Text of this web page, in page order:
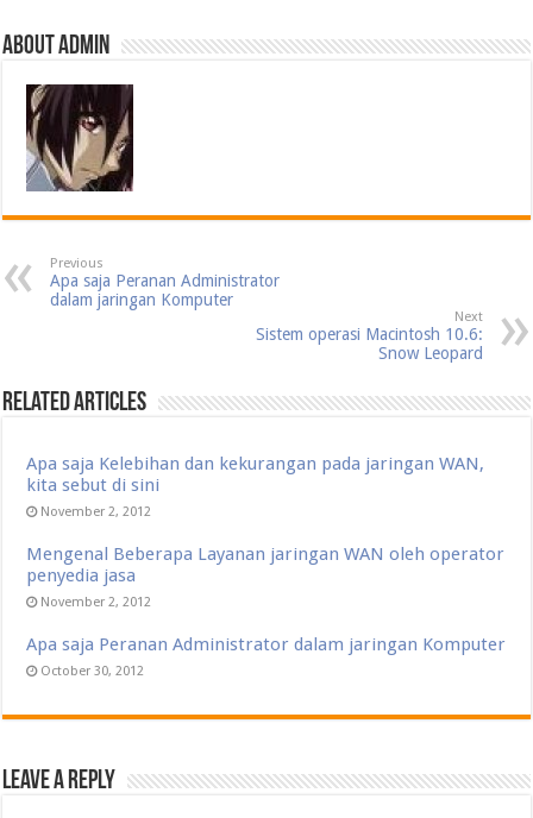
About admin
Previous
Apa saja Peranan Administrator
dalam jaringan Komputer
Next
Sistem operasi Macintosh 10.6:
Snow Leopard
Related Articles
Apa saja Kelebihan dan kekurangan pada jaringan WAN,
kita sebut di sini
November 2, 2012
Mengenal Beberapa Layanan jaringan WAN oleh operator
penyedia jasa
November 2, 2012
Apa saja Peranan Administrator dalam jaringan Komputer
October 30, 2012
Leave a Reply